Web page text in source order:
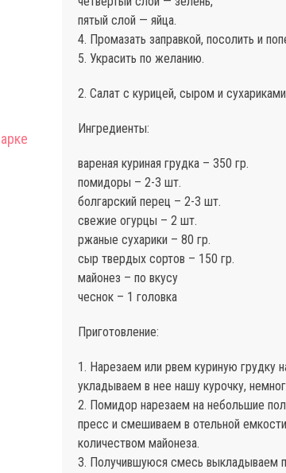
пятый слой — яйца.
4. Промазать заправкой, посолить и
5. Украсить по желанию.
2. Салат с курицей, сыром и сухариками
Ингредиенты:
вареная куриная грудка – 350 гр.
помидоры – 2-3 шт.
болгарский перец – 2-3 шт.
свежие огурцы – 2 шт.
ржаные сухарики – 80 гр.
сыр твердых сортов – 150 гр.
майонез – по вкусу
чеснок – 1 головка
Приготовление:
1. Нарезаем или рвем куриную грудку
укладываем в нее нашу курочку,
2. Помидор нарезаем на небольшие
пресс и смешиваем в отельной
количеством майонеза.
3. Получившуюся смесь выкладываем